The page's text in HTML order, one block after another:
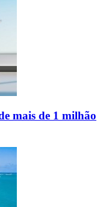
mais de 1 milhão